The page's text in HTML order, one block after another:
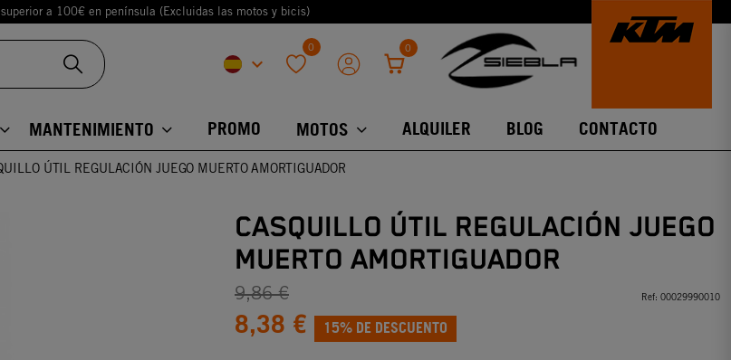
a 100€ en península (Excluidas las motos y bicis)
keyboard_arrow_down
0 0
MANTENIMIENTO PROMO MOTOS ALQUILER BLOG CONTACTO
ÚTIL REGULACIÓN JUEGO MUERTO AMORTIGUADOR
CASQUILLO ÚTIL REGULACIÓN JUEGO
MUERTO AMORTIGUADOR
9,86 €
8,38 € 15% DE DESCUENTO
Ref: 00029990010